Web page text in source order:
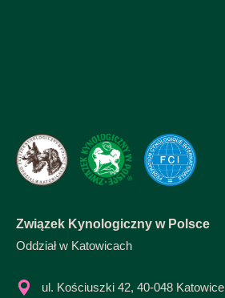
Związek Kynologiczny w Polsce
Oddział w Katowicach
ul. Kościuszki 42, 40-048 Katowice